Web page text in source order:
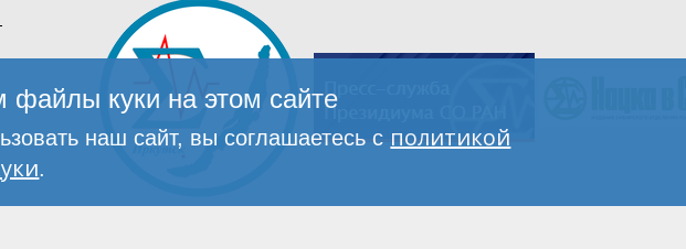
файлы куки на этом сайте
наш сайт, вы соглашаетесь с политикой
.